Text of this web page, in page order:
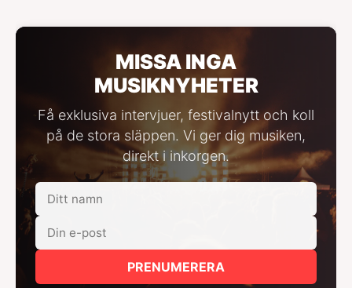
MISSA INGA
MUSIKNYHETER
Få exklusiva intervjuer, festivalnytt och koll
på de stora släppen. Vi ger dig musiken,
direkt i inkorgen.
PRENUMERERA